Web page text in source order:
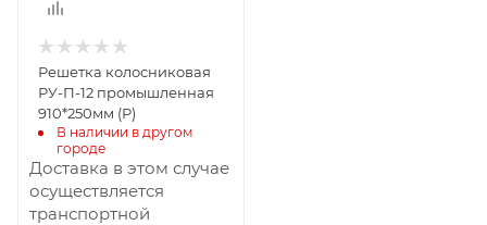
Решетка колосниковая
РУ-П-12 промышленная
910*250мм (Р)
В наличии в другом
городе
Доставка в этом случае
осуществляется
транспортной